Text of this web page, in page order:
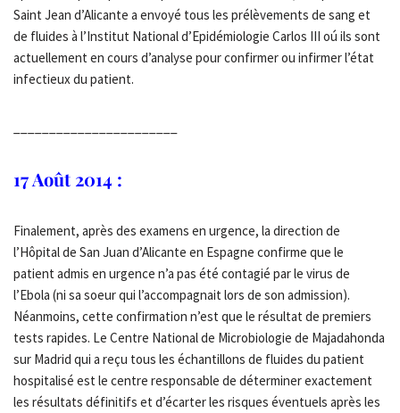
Saint Jean d’Alicante a envoyé tous les prélèvements de sang et
de fluides à l’Institut National d’Epidémiologie Carlos III oú ils sont
actuellement en cours d’analyse pour confirmer ou infirmer l’état
infectieux du patient.
17 Août 2014 :
Finalement, après des examens en urgence, la direction de
l’Hôpital de San Juan d’Alicante en Espagne confirme que le
patient admis en urgence n’a pas été contagié par le virus de
l’Ebola (ni sa soeur qui l’accompagnait lors de son admission).
Néanmoins, cette confirmation n’est que le résultat de premiers
tests rapides. Le Centre National de Microbiologie de Majadahonda
sur Madrid qui a reçu tous les échantillons de fluides du patient
hospitalisé est le centre responsable de déterminer exactement
les résultats définitifs et d’écarter les risques éventuels après les